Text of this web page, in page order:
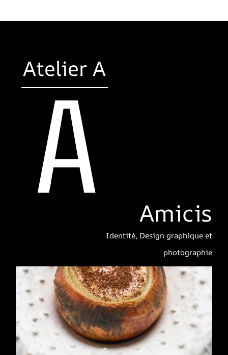
Atelier A
Amicis
Identité, Design graphique et
photographie